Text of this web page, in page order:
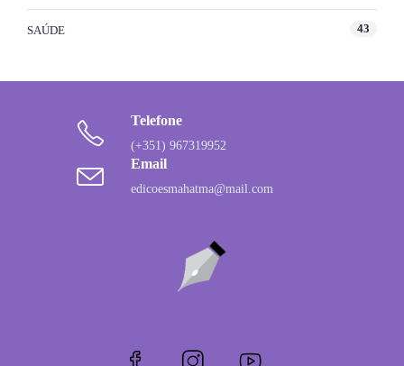
SAÚDE 43
Telefone
(+351) 967319952
Email
edicoesmahatma@mail.com